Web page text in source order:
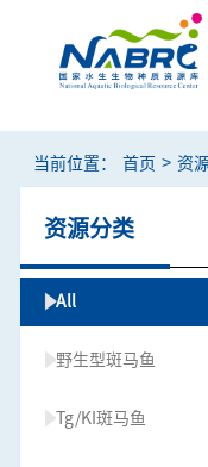
当前位置： 首页 > 资
资源分类
All
野生型斑马鱼
Tg/KI斑马鱼